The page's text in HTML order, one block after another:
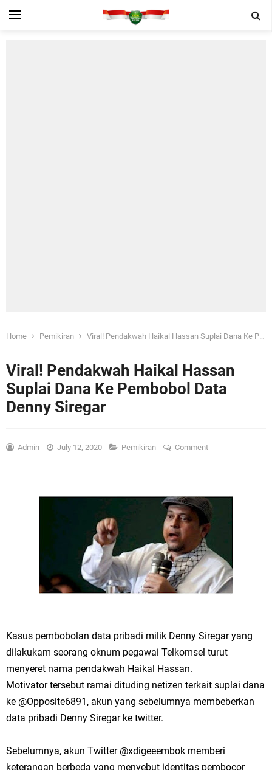
Home Pemikiran Viral! Pendakwah Haikal Hassan Suplai Dana Ke Pembobol Data Denny Siregar
Viral! Pendakwah Haikal Hassan
Suplai Dana Ke Pembobol Data
Denny Siregar
Admin July 12, 2020 Pemikiran Comment
Kasus pembobolan data pribadi milik Denny Siregar yang
dilakukam seorang oknum pegawai Telkomsel turut
menyeret nama pendakwah Haikal Hassan.
Motivator tersebut ramai dituding netizen terkait suplai dana
ke @Opposite6891, akun yang sebelumnya membeberkan
data pribadi Denny Siregar ke twitter.
Sebelumnya, akun Twitter @xdigeeembok memberi
keterangan berbeda yang menyebut identitas pembocor